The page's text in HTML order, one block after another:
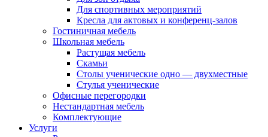
Для спортивных мероприятий
Кресла для актовых и конференц-залов
Гостиничная мебель
Школьная мебель
Растущая мебель
Скамьи
Столы ученические одно — двухместные
Стулья ученические
Офисные перегородки
Нестандартная мебель
Комплектующие
Услуги